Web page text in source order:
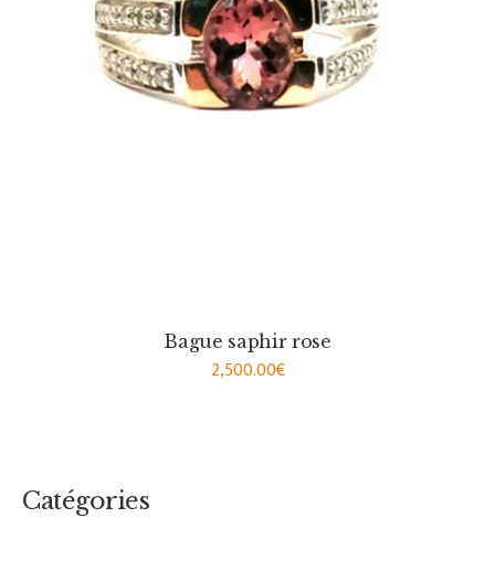
Catégories
Bague saphir rose
2,500.00€